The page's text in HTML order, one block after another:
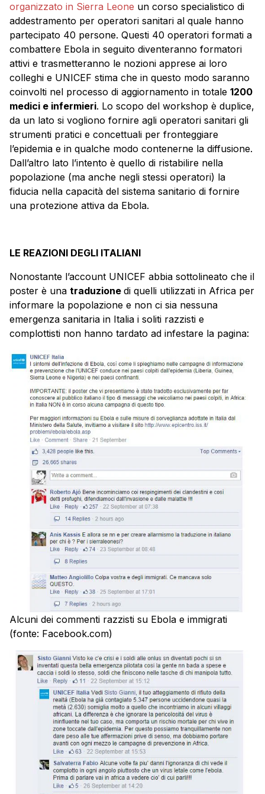
organizzato in Sierra Leone un corso specialistico di
addestramento per operatori sanitari al quale hanno
partecipato 40 persone. Questi 40 operatori formati a
combattere Ebola in seguito diventeranno formatori
attivi e trasmetteranno le nozioni apprese ai loro
colleghi e UNICEF stima che in questo modo saranno
coinvolti nel processo di aggiornamento in totale 1200
medici e infermieri. Lo scopo del workshop è duplice,
da un lato si vogliono fornire agli operatori sanitari gli
strumenti pratici e concettuali per fronteggiare
l’epidemia e in qualche modo contenerne la diffusione.
Dall’altro lato l’intento è quello di ristabilire nella
popolazione (ma anche negli stessi operatori) la
fiducia nella capacità del sistema sanitario di fornire
una protezione attiva da Ebola.
LE REAZIONI DEGLI ITALIANI
Nonostante l’account UNICEF abbia sottolineato che il
poster è una traduzione di quelli utilizzati in Africa per
informare la popolazione e non ci sia nessuna
emergenza sanitaria in Italia i soliti razzisti e
complottisti non hanno tardato ad infestare la pagina:
Alcuni dei commenti razzisti su Ebola e immigrati
(fonte: Facebook.com)